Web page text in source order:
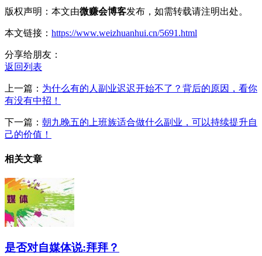
版权声明：本文由微赚会博客发布，如需转载请注明出处。
本文链接： https://www.weizhuanhui.cn/5691.html
分享给朋友：
返回列表
上一篇： 为什么有的人副业迟迟开始不了？背后的原因，看你
有没有中招！
下一篇： 朝九晚五的上班族适合做什么副业，可以持续提升自
己的价值！
相关文章
是否对自媒体说:拜拜？